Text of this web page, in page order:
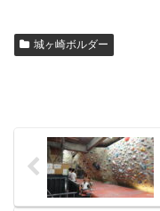
城ヶ崎ボルダー